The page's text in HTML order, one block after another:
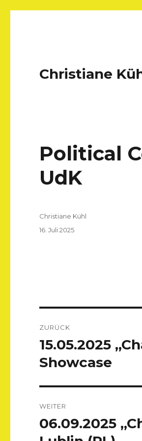
Christiane
Political
UdK
Autor
Christiane Kühl
Veröffentlicht
16. Juli 2025
ZURÜCK
Vorheriger
Beitrag:
15.05.2025
Showcase
WEITER
Nächster
Beitrag:
06.09.2025